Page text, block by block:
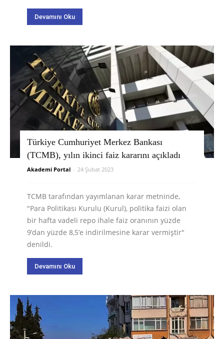
Devamını Oku
Türkiye Cumhuriyet Merkez Bankası
(TCMB), yılın ikinci faiz kararını açıkladı
Akademi Portal - 24 Şubat 2023
TCMB tarafından yayımlanan karar metninde,
"Para Politikası Kurulu (Kurul), politika faizi olan
bir hafta vadeli repo ihale faiz oranının yüzde
9’dan yüzde 8,5’e indirilmesine karar vermiştir"
denildi.
Devamını Oku